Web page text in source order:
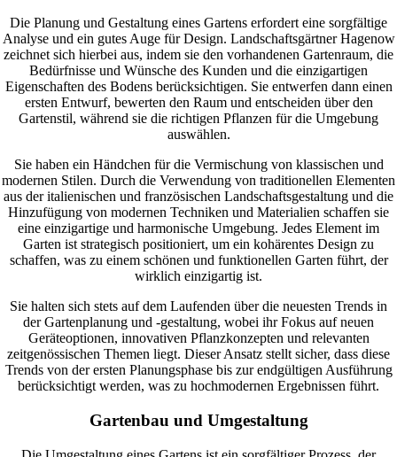
Die Planung und Gestaltung eines Gartens erfordert eine sorgfältige
Analyse und ein gutes Auge für Design. Landschaftsgärtner Hagenow
zeichnet sich hierbei aus, indem sie den vorhandenen Gartenraum, die
Bedürfnisse und Wünsche des Kunden und die einzigartigen
Eigenschaften des Bodens berücksichtigen. Sie entwerfen dann einen
ersten Entwurf, bewerten den Raum und entscheiden über den
Gartenstil, während sie die richtigen Pflanzen für die Umgebung
auswählen.
Sie haben ein Händchen für die Vermischung von klassischen und
modernen Stilen. Durch die Verwendung von traditionellen Elementen
aus der italienischen und französischen Landschaftsgestaltung und die
Hinzufügung von modernen Techniken und Materialien schaffen sie
eine einzigartige und harmonische Umgebung. Jedes Element im
Garten ist strategisch positioniert, um ein kohärentes Design zu
schaffen, was zu einem schönen und funktionellen Garten führt, der
wirklich einzigartig ist.
Sie halten sich stets auf dem Laufenden über die neuesten Trends in
der Gartenplanung und -gestaltung, wobei ihr Fokus auf neuen
Geräteoptionen, innovativen Pflanzkonzepten und relevanten
zeitgenössischen Themen liegt. Dieser Ansatz stellt sicher, dass diese
Trends von der ersten Planungsphase bis zur endgültigen Ausführung
berücksichtigt werden, was zu hochmodernen Ergebnissen führt.
Gartenbau und Umgestaltung